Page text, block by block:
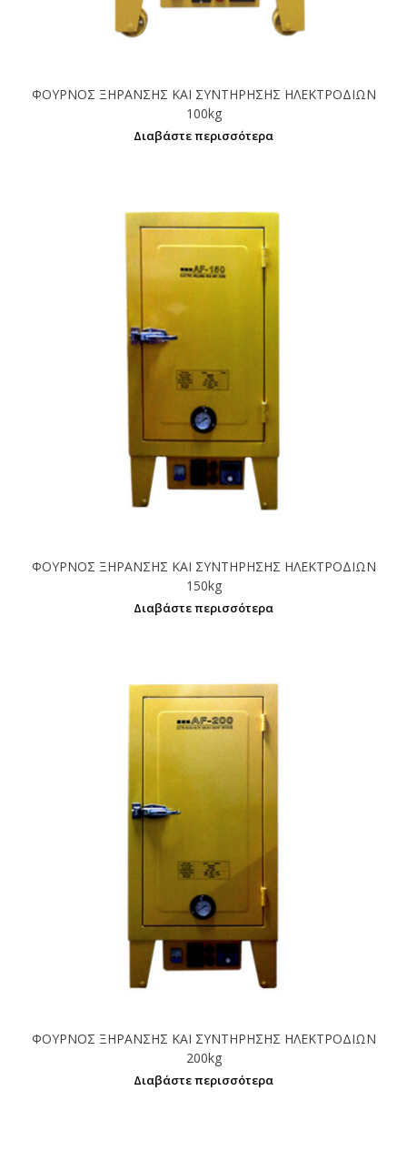
ΦΟΥΡΝΟΣ ΞΗΡΑΝΣΗΣ ΚΑΙ ΣΥΝΤΗΡΗΣΗΣ ΗΛΕΚΤΡΟΔΙΩΝ
100kg
Διαβάστε περισσότερα
ΦΟΥΡΝΟΣ ΞΗΡΑΝΣΗΣ ΚΑΙ ΣΥΝΤΗΡΗΣΗΣ ΗΛΕΚΤΡΟΔΙΩΝ
150kg
Διαβάστε περισσότερα
ΦΟΥΡΝΟΣ ΞΗΡΑΝΣΗΣ ΚΑΙ ΣΥΝΤΗΡΗΣΗΣ ΗΛΕΚΤΡΟΔΙΩΝ
200kg
Διαβάστε περισσότερα